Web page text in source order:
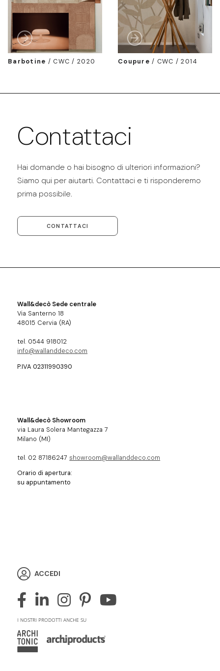
Barbotine /CWC / 2020 Coupure / CWC / 2014
Contattaci
Hai domande o hai bisogno di ulteriori informazioni?
Siamo qui per aiutarti. Contattaci e ti risponderemo
prima possibile.
CONTATTACI
Wall&decò Sede centrale
Via Santerno 18
48015 Cervia (RA)
tel. 0544 918012
info@wallanddeco.com
P.IVA 02311990390
Wall&decò Showroom
via Laura Solera Mantegazza 7
Milano (MI)
tel. 02 87186247 showroom@wallanddeco.com
Orario di apertura:
su appuntamento
ACCEDI
I NOSTRI PRODOTTI ANCHE SU